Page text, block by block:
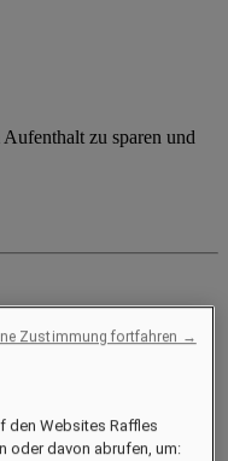
zu sparen und
den Websites Raffles
oder davon abrufen, um:
Zustimmung fortfahren →